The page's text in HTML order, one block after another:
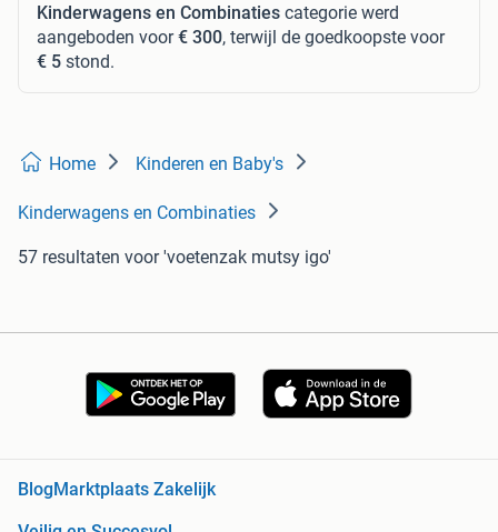
Kinderwagens en Combinaties categorie werd
aangeboden voor€ 300, terwijl de goedkoopste voor
€ 5 stond.
Home Kinderen en Baby's
Kinderwagens en Combinaties
57 resultaten voor 'voetenzak mutsy igo'
BlogMarktplaats Zakelijk